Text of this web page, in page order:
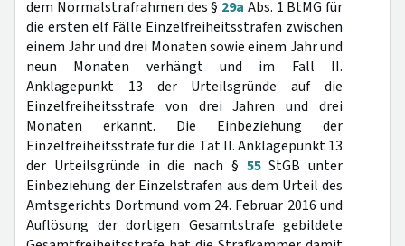
dem Normalstrafrahmen des § 29a Abs. 1 BtMG für
die ersten elf Fälle Einzelfreiheitsstrafen zwischen
einem Jahr und drei Monaten sowie einem Jahr und
neun Monaten verhängt und im Fall II.
Anklagepunkt 13 der Urteilsgründe auf die
Einzelfreiheitsstrafe von drei Jahren und drei
Monaten erkannt. Die Einbeziehung der
Einzelfreiheitsstrafe für die Tat II. Anklagepunkt 13
der Urteilsgründe in die nach § 55StGB unter
Einbeziehung der Einzelstrafen aus dem Urteil des
Amtsgerichts Dortmund vom 24. Februar 2016 und
Auflösung der dortigen Gesamtstrafe gebildete